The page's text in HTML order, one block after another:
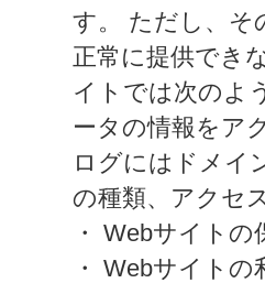
す。 ただし、そ
正常に提供でき
イトでは次のよ
ータの情報をア
ログにはドメイ
の種類、アクセ
・ Webサイトの
・ Webサイト